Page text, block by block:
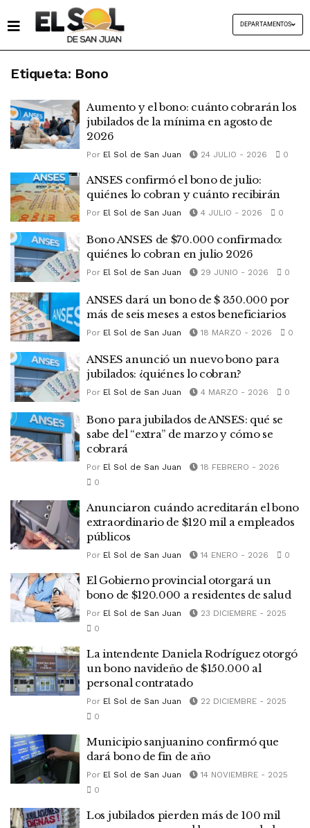
DEPARTAMENTOS
Etiqueta: Bono
Aumento y el bono: cuánto cobrarán los
jubilados de la mínima en agosto de
2026
Por El Sol de San Juan 24 JULIO - 2026 0
ANSES confirmó el bono de julio:
quiénes lo cobran y cuánto recibirán
Por El Sol de San Juan 4 JULIO - 2026 0
Bono ANSES de $70.000 confirmado:
quiénes lo cobran en julio 2026
Por El Sol de San Juan 29 JUNIO - 2026 0
ANSES dará un bono de $ 350.000 por
más de seis meses a estos beneficiarios
Por El Sol de San Juan 18 MARZO - 2026 0
ANSES anunció un nuevo bono para
jubilados: ¿quiénes lo cobran?
Por El Sol de San Juan 4 MARZO - 2026 0
Bono para jubilados de ANSES: qué se
sabe del “extra” de marzo y cómo se
cobrará
Por El Sol de San Juan
18 FEBRERO - 2026
0
Anunciaron cuándo acreditarán el bono
extraordinario de $120 mil a empleados
públicos
Por El Sol de San Juan 14 ENERO - 2026 0
El Gobierno provincial otorgará un
bono de $120.000 a residentes de salud
Por El Sol de San Juan
23 DICIEMBRE - 2025
0
La intendente Daniela Rodríguez otorgó
un bono navideño de $150.000 al
personal contratado
Por El Sol de San Juan
22 DICIEMBRE - 2025
0
Municipio sanjuanino confirmó que
dará bono de fin de año
Por El Sol de San Juan
14 NOVIEMBRE - 2025
0
Los jubilados pierden más de 100 mil